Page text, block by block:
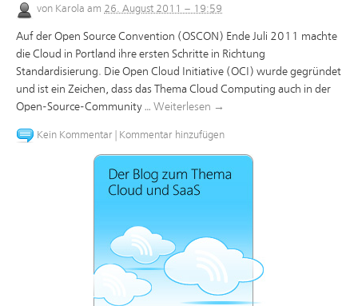
von Karola am 26. August 2011 – 19:59
Auf der Open Source Convention (OSCON) Ende Juli 2011 machte
die Cloud in Portland ihre ersten Schritte in Richtung
Standardisierung. Die Open Cloud Initiative (OCI) wurde gegründet
und ist ein Zeichen, dass das Thema Cloud Computing auch in der
Open-Source-Community … Weiterlesen →
Kein Kommentar Kommentar hinzufügen